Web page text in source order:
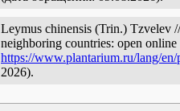
Leymus chinensis (Trin.) Tzvelev
neighboring countries: open
https://www.plantarium.ru/lang/
2026).